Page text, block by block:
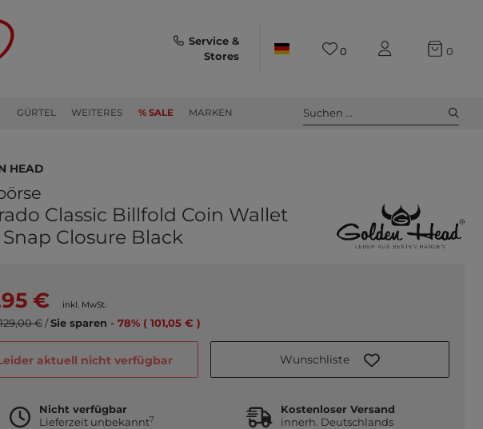
GÜRTEL WEITERES % SALE MARKEN
Service &
Stores
0 0
Suchen ...
Head
Classic Billfold Coin Wallet
Closure Black
€ inkl. MwSt.
€/Sie sparen - 78% ( 101,05 € )
aktuell nicht verfügbar Wunschliste
Nicht verfügbar
Lieferzeit unbekannt7
Kostenloser Versand
innerh. Deutschlands